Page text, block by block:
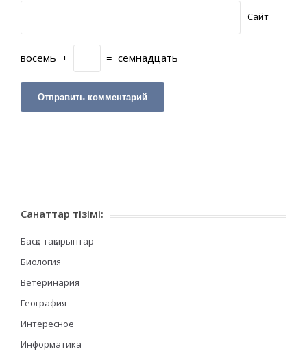
Сайт
восемь + = семнадцать
Санаттар тізімі:
Басқа тақырыптар
Биология
Ветеринария
География
Интересное
Информатика